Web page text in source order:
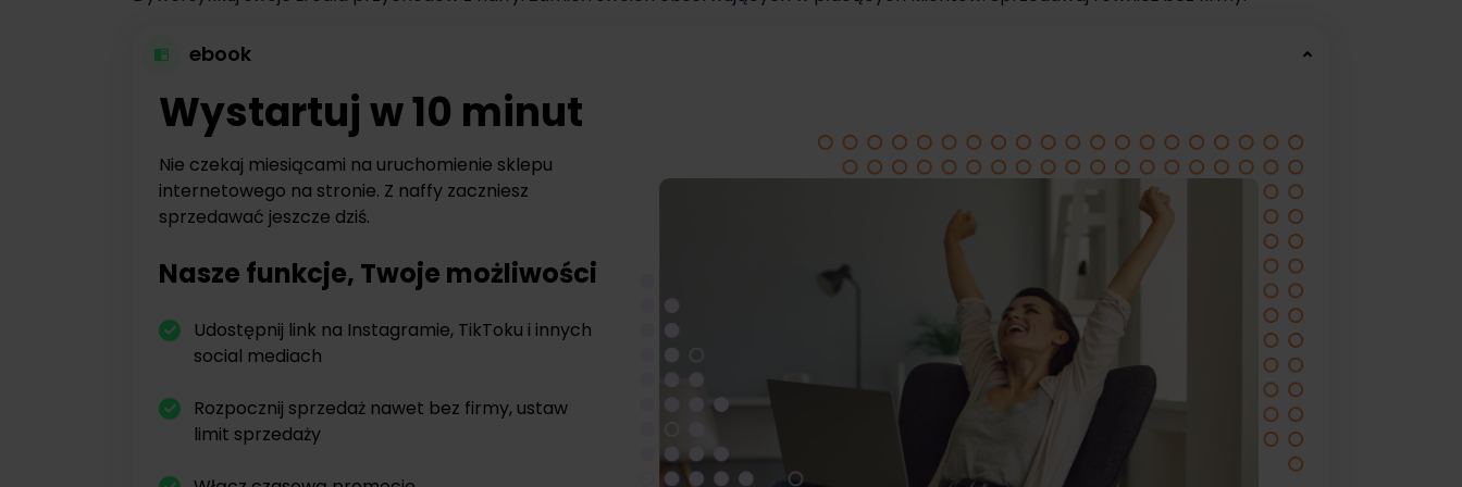
ebook
Wystartuj w 10 minut
Nie czekaj miesiącami na uruchomienie sklepu
internetowego na stronie. Z naffy zaczniesz
sprzedawać jeszcze dziś.
Nasze funkcje, Twoje możliwości
Udostępnij link na Instagramie, TikToku i innych
social mediach
Rozpocznij sprzedaż nawet bez firmy, ustaw
limit sprzedaży